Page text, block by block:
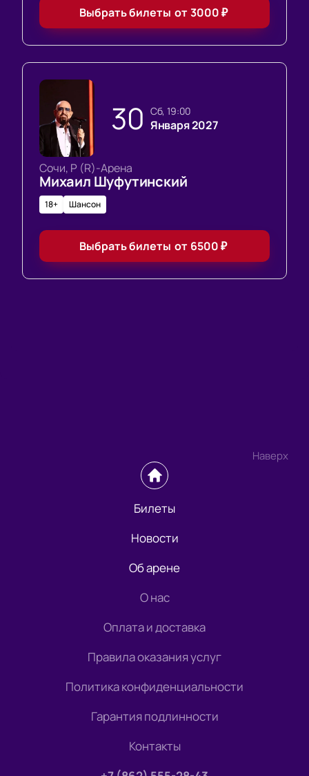
Выбрать билеты от 3000₽
30 сб, 19:00
Января 2027
Сочи, Р (R)-Арена
Михаил Шуфутинский
18+ Шансон
Выбрать билеты от 6500₽
Наверх
Билеты
Новости
Об арене
О нас
Оплата и доставка
Правила оказания услуг
Политика конфиденциальности
Гарантия подлинности
Контакты